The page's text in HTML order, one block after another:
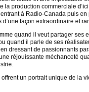
la production commerciale
à Radio-Canada puis
d’une façon extraordinaire et
quand il veut partager ses
quand il parle de ses
dressant de passionnants
réjouissante méchanceté
offrent un portrait unique de la